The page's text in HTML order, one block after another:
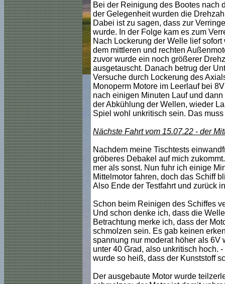
Bei der Reinigung des Bootes nach
der Gelegenheit wurden die
Dabei ist zu sagen, dass zur
wurde. In der Folge kam es zum
Nach Lockerung der Welle lief
dem mittleren und rechten
zuvor wurde ein noch größerer
ausgetauscht. Danach betrug der
Versuche durch Lockerung des
Monoperm Motore im Leerlauf bei
nach einigen Minuten Lauf und
der Abkühlung der Wellen, wieder
Spiel wohl unkritisch sein. Das
Nächste Fahrt vom 15.07.22 - der
Nachdem meine Tischtests
gröberes Debakel auf mich
mer als sonst. Nun fuhr ich einige
Mittelmotor fahren, doch das Schiff
Also Ende der Testfahrt und zurück
Schon beim Reinigen des Schiffes
Und schon denke ich, dass die
Betrachtung merke ich, dass der
schmolzen sein. Es gab keinen
spannung nur moderat höher als 6V
unter 40 Grad, also unkritisch hoch.
wurde so heiß, dass der Kunststoff
Der ausgebaute Motor wurde